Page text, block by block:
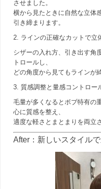
させました。
横から見たときに自然な立体
引き締まります。
2. ラインの正確なカットで立
シザーの入れ方、引き出す角
トロールし、
どの角度から見てもラインが
3. 質感調整と量感コントロー
毛量が多くなるとボブ特有の
心に質感を整え、
適度な軽さとまとまりを両立
After：新しいスタイル